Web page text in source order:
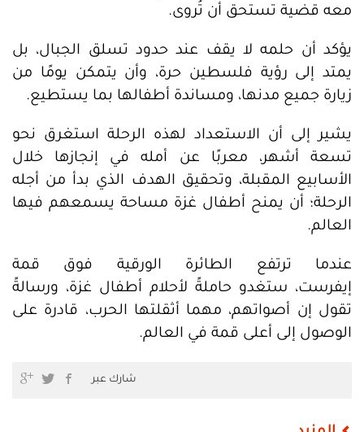
معه قضية تستحق أن تُروى.
يؤكد أن حلمه لا يقف عند حدود تسلق الجبال، بل
يمتد إلى رؤية فلسطين حرة، وأن يتمكن يومًا من
زيارة جميع مدنها، ومساندة أطفالها بما يستطيع.
يشير إلى أن الاستعداد لهذه الرحلة استغرق نحو
تسعة أشهر، معربًا عن أمله في إنجازها خلال
الأسابيع المقبلة، وتحقيق الهدف الذي بدأ من أجله
الرحلة؛ أن يمنح أطفال غزة مساحة يسمعهم فيها
العالم.
عندما ترتفع الطائرة الورقية فوق قمة
إيفرست، ستغدو حاملةً لأحلام أطفال غزة، ورسالةً
تقول إن أصواتهم، مهما أثقلتها الحرب، قادرة على
الوصول إلى أعلى قمة في العالم.
شارك عبر